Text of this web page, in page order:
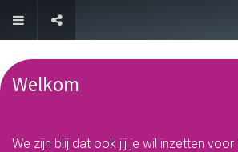
Welkom
We zijn blij dat ook jij je wil inzetten